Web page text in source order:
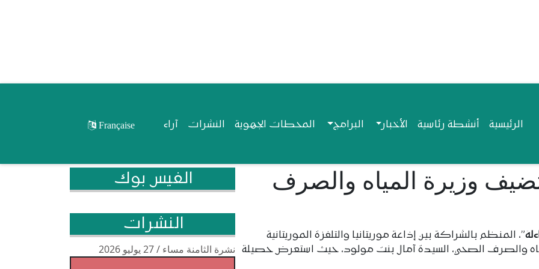
Navigationالرئيسية أنشطة رئاسية الأخبار البرامج المحطات الجهوية النشرات آراء Française
وزيرة المياه والصرف
”، المنظم بالشراكة بين إذاعة موريتانيا والتلفزة الموريتانية
المياه والصرف الصحي، السيدة آمال بنت مولود، حيث استعرض حصيلة
الفيس بوك
النشرات
نشرة الثامنة مساء / 27 يوليو 2026